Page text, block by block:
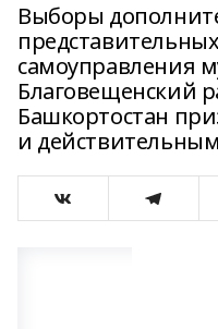
Выборы
самоуправления
Благовещенский
Башкортостан
и